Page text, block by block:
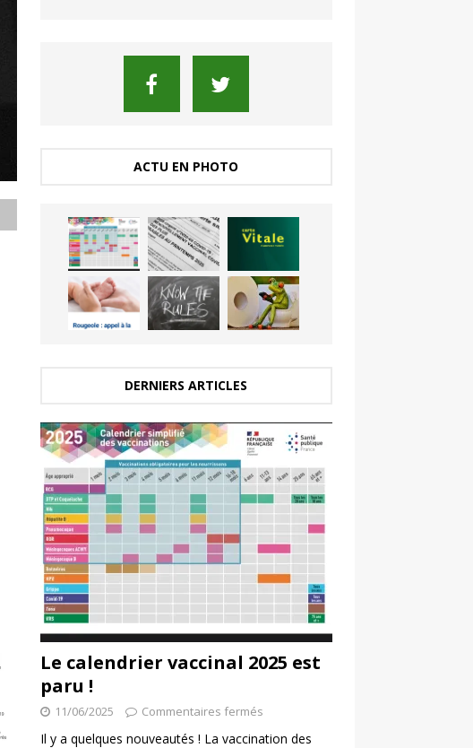
ACTU EN PHOTO
DERNIERS ARTICLES
Le calendrier vaccinal 2025 est
paru !
11/06/2025 Commentaires fermés
Il y a quelques nouveautés ! La vaccination des